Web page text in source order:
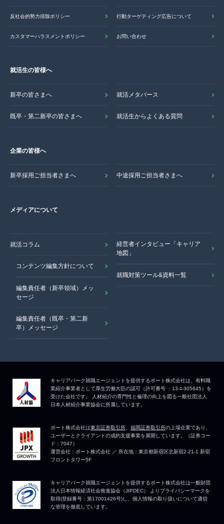
反社会的勢力排除ポリシー 行動ターゲティング広告について
カスタマーハラスメントポリシー お問い合わせ
就活生の皆様へ
新卒の皆さまへ 就活メタバース
既卒・第二新卒の皆さまへ 就活生からよくある質問
企業の皆様へ
新卒採用ご担当者さまへ 中途採用ご担当者さまへ
メディアについて
就活コラム
コンテンツ編集方針について
編集責任者（新卒領域）メッ
セージ
編集責任者（既卒・第二新
卒）メッセージ
経営者インタビュー「キャリア
地図」
就職対策ツール&資料一覧